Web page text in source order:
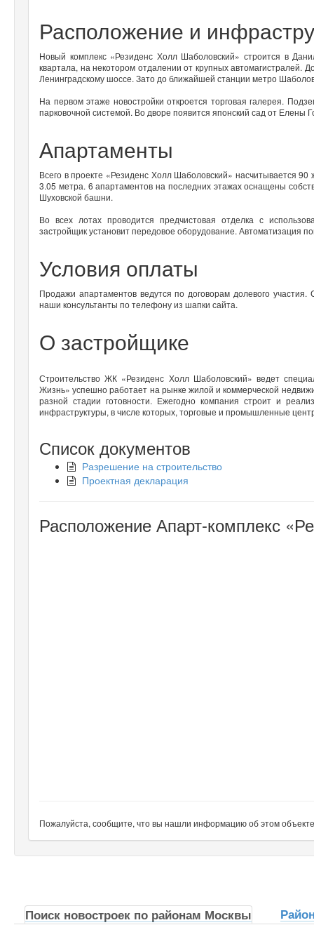
Расположение и
Новый комплекс «Резиденс Холл Шаболовский» строится в
квартала, на некотором отдалении от крупных
Ленинградскому шоссе. Зато до ближайшей станции метро
На первом этаже новостройки откроется торговая галерея.
парковочной системой. Во дворе появится японский сад от Елены
Апартаменты
Всего в проекте «Резиденс Холл Шаболовский» насчитывается
3.05 метра. 6 апартаментов на последних этажах оснащены
Шуховской башни.
Во всех лотах проводится предчистовая отделка с
застройщик установит передовое оборудование. Автоматизация
Условия оплаты
Продажи апартаментов ведутся по договорам долевого
наши консультанты по телефону из шапки сайта.
О застройщике
Строительство ЖК «Резиденс Холл Шаболовский» ведет
Жизнь» успешно работает на рынке жилой и коммерческой
разной стадии готовности. Ежегодно компания строит и
инфраструктуры, в числе которых, торговые и промышленные
Список документов
Разрешение на строительство
Проектная декларация
Расположение Апарт-комплекс
Пожалуйста, сообщите, что вы нашли информацию об этом
Поиск новостроек по районам Москвы